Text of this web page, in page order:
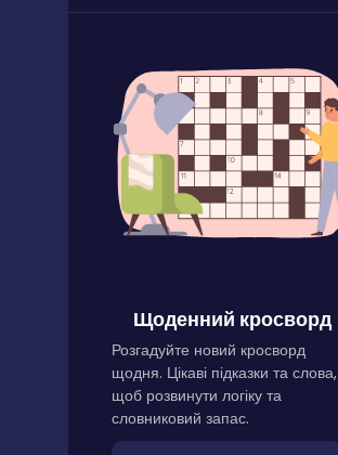
Щоденний кросворд
Розгадуйте новий кросворд
щодня. Цікаві підказки та слова,
щоб розвинути логіку та
словниковий запас.